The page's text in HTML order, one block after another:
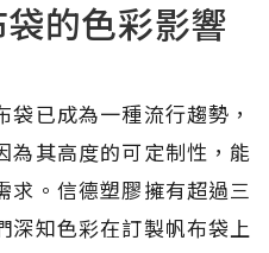
的色彩影響
已成為一種流行趨勢，
為其高度的可定制性，能
求。信德塑膠擁有超過三
深知色彩在訂製帆布袋上